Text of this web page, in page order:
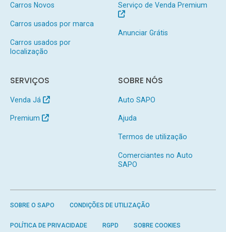
Carros Novos
Carros usados por marca
Carros usados por
localização
Serviço de Venda Premium
Anunciar Grátis
SERVIÇOS
Venda Já
Premium
SOBRE NÓS
Auto SAPO
Ajuda
Termos de utilização
Comerciantes no Auto
SAPO
SOBRE O SAPO CONDIÇÕES DE UTILIZAÇÃO
POLÍTICA DE PRIVACIDADE RGPD SOBRE COOKIES